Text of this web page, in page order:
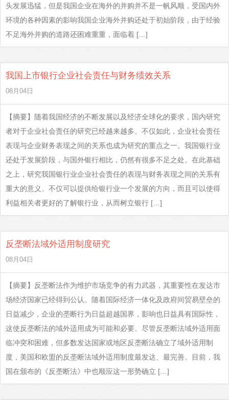
头发展迅猛，但是我国企业在海外的并购并不是一帆风顺，受国内外
环境的各种因素的影响我国企业海外并购还处于初始阶段，由于经验
不足海外并购的道路还困难重重，面临着 […]
我国上市银行企业社会责任与财务绩效关系
08月04日
【摘要】随着我国经济的不断发展以及经济全球化的要求，国内研究
者对于企业社会责任的研究已经越来越多。不仅如此，企业社会责任
表现与企业财务表现之间的关系也成为研究的重点之一。我国银行业
还处于发展阶段，与国外银行相比，仍然有很多不足之处。在此基础
之上，研究我国银行业企业社会责任的表现与财务表现之间的关系有
重大的意义。不仅可以提供给银行业一个发展的方向，而且可以使得
利益相关者更好的了解银行业，从而树立银行 […]
反垄断法域外适用制度研究
08月04日
【摘要】反垄断法作为维护市场竞争的有力武器，其重要性在发达市
场经济国家已经得到公认。随着国际经济一体化及政府间贸易壁垒的
日益减少，企业的垄断行为日益超越国界，影响也日益具有国际性，
这使反垄断法的域外适用成为可能和必要。尽管反垄断法域外适用面
临冲突和困难，但多数发达国家或地区反垄断法确立了域外适用制
度，美国和欧盟的反垄断法域外适用制度最发达、最完善。目前，我
国在颁布的《反垄断法》中也顺应这一形势确立 […]